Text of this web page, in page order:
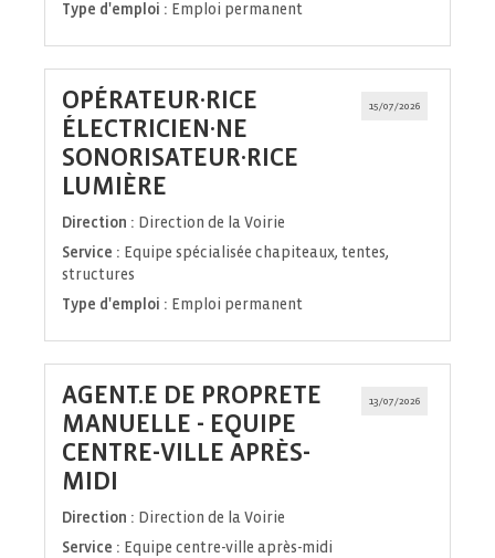
Type d'emploi : Emploi permanent
15/07/2026
OPÉRATEUR·RICE
ÉLECTRICIEN·NE
SONORISATEUR·RICE
LUMIÈRE
fenêtre)
Direction : Direction de la Voirie
Service : Equipe spécialisée chapiteaux, tentes,
structures
Type d'emploi : Emploi permanent
13/07/2026
AGENT.E DE PROPRETE
MANUELLE - EQUIPE
CENTRE-VILLE APRÈS-
MIDI
fenêtre)
Direction : Direction de la Voirie
Service : Equipe centre-ville après-midi